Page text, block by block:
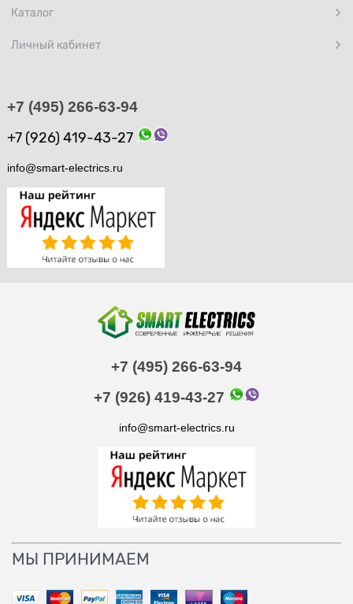
Каталог
Личный кабинет
+7 (495) 266-63-94
+7 (926) 419-43-27
info@smart-electrics.ru
+7 (495) 266-63-94
+7 (926) 419-43-27
info@smart-electrics.ru
МЫ ПРИНИМАЕМ